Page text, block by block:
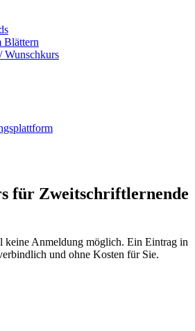
Blättern
Wunschkurs
für Zweitschriftlernende
keine Anmeldung möglich. Ein Eintrag in
und ohne Kosten für Sie.